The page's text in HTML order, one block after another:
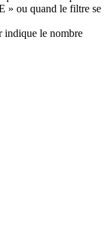
ou quand le filtre se
indique le nombre